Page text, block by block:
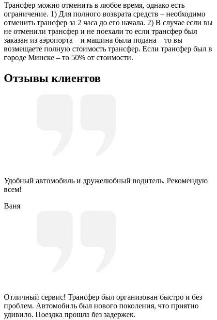
Трансфер можно отменить в любое время, однако есть
ограничение. 1) Для полного возврата средств – необходимо
отменить трансфер за 2 часа до его начала. 2) В случае если вы
не отменили трансфер и не поехали то если трансфер был
заказан из аэропорта – и машина была подана – то вы
возмещаете полную стоимость трансфер. Если трансфер был в
городе Минске – то 50% от стоимости.
Отзывы клиентов
Удобный автомобиль и дружелюбный водитель. Рекомендую
всем!
Ваня
Отличный сервис! Трансфер был организован быстро и без
проблем. Автомобиль был нового поколения, что приятно
удивило. Поездка прошла без задержек.